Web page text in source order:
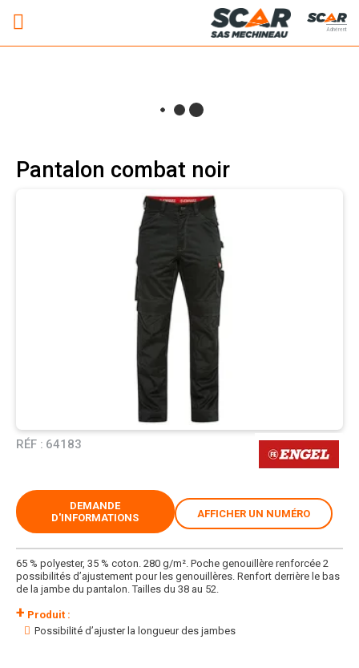
Adhérent
Pantalon combat noir
RÉF : 64183
+ Produit :
Possibilité d’ajuster la longueur des jambes
65 % polyester, 35 % coton. 280 g/m². Poche genouillère renforcée 2
possibilités d’ajustement pour les genouillères. Renfort derrière le bas
de la jambe du pantalon. Tailles du 38 au 52.
DEMANDE
D'INFORMATIONS
AFFICHER UN NUMÉRO